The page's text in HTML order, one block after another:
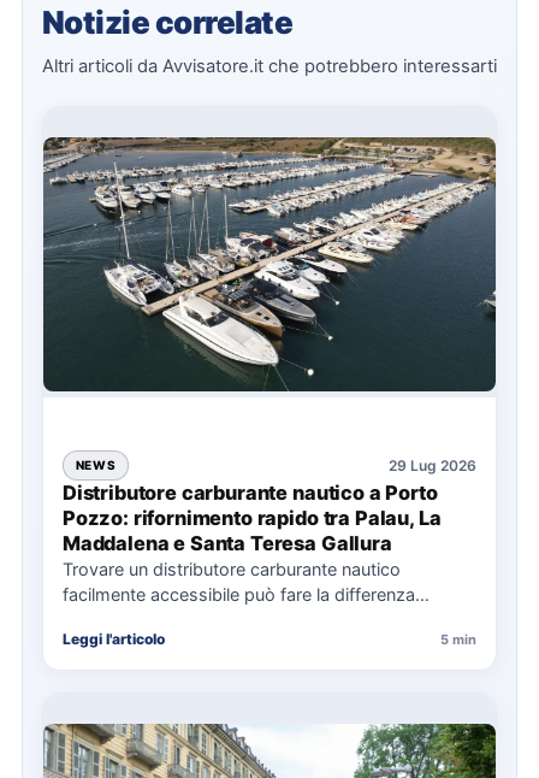
Notizie correlate
Altri articoli da Avvisatore.it che potrebbero interessarti
NEWS 29 Lug 2026
Distributore carburante nautico a Porto
Pozzo: rifornimento rapido tra Palau, La
Maddalena e Santa Teresa Gallura
Trovare un distributore carburante nautico
facilmente accessibile può fare la differenza
soprattutto…
Leggi l'articolo 5 min